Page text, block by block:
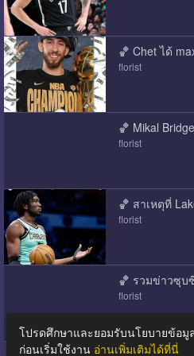
🏀 Chet ได้
florist
🏀 Mikal
florist
🏀 สาเหตุที่
florist
🏀 รวมข่าวซุบ
florist
โปรดศึกษาและยอมรับนโยบายข้อ
ก่อนเริ่มใช้งาน อ่านเพิ่มเติมได้ที่นี่